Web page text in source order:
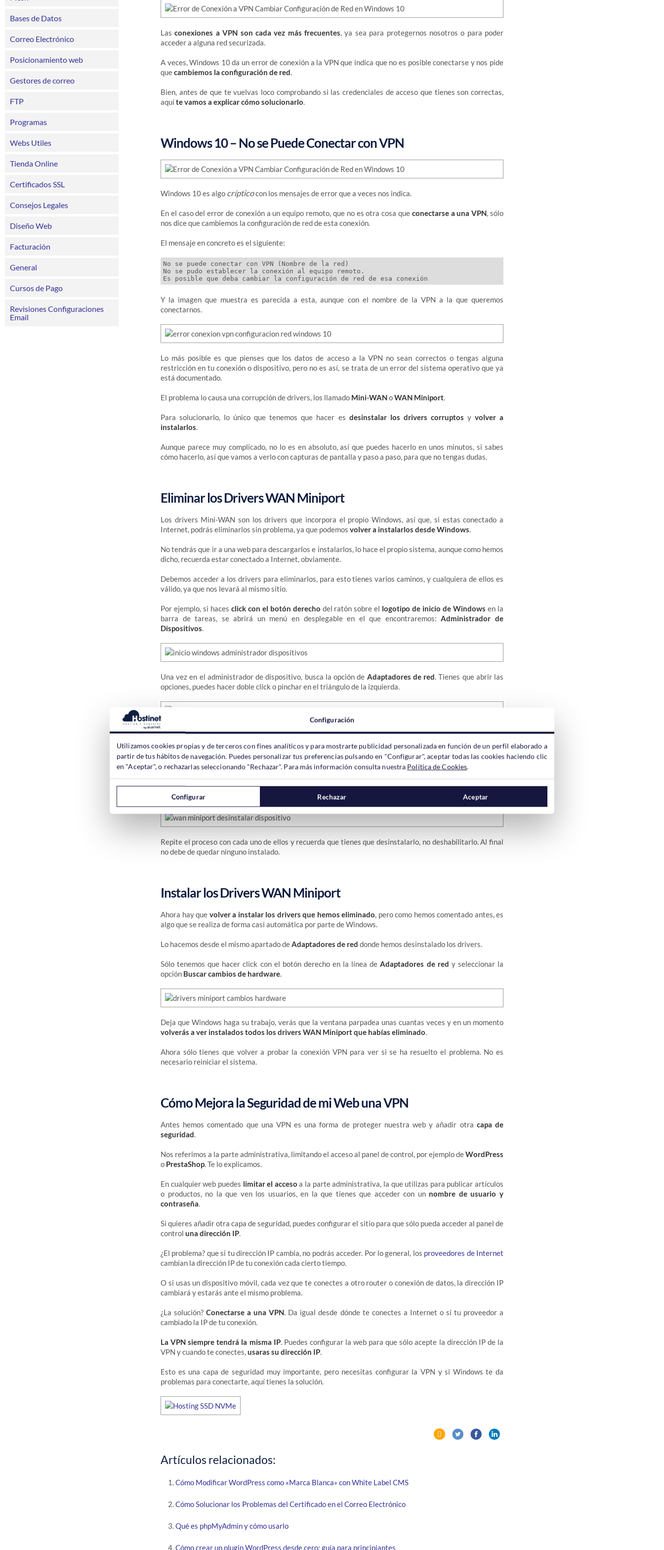
Bases de Datos
Correo Electrónico
Posicionamiento web
Gestores de correo
FTP
Programas
Webs Utiles
Tienda Online
Certificados SSL
Consejos Legales
Diseño Web
Facturación
General
Cursos de Pago
Revisiones Configuraciones
Email
Lasconexiones a VPN son cada vez más frecuentes, ya sea para protegernos nosotros o para poder
acceder a alguna red securizada.
A veces, Windows 10 da un error de conexión a la VPN que indica que no es posible conectarse y nos pide
quecambiemos la configuración de red.
Bien, antes de que te vuelvas loco comprobando si las credenciales de acceso que tienes son correctas,
aquíte vamos a explicar cómo solucionarlo.
Windows 10 – No se Puede Conectar con VPN
Windows 10 es algo crípticocon los mensajes de error que a veces nos indica.
En el caso del error de conexión a un equipo remoto, que no es otra cosa que conectarse a una VPN, sólo
nos dice que cambiemos la configuración de red de esta conexión.
El mensaje en concreto es el siguiente:
No se puede conectar con VPN (Nombre de la red)
No se pudo establecer la conexión al equipo remoto.
Y la imagen que muestra es parecida a esta, aunque con el nombre de la VPN a la que queremos
conectarnos.
Lo más posible es que pienses que los datos de acceso a la VPN no sean correctos o tengas alguna
restricción en tu conexión o dispositivo, pero no es así, se trata de un error del sistema operativo que ya
está documentado.
El problema lo causa una corrupción de drivers, los llamado Mini-WANoWAN Miniport.
Para solucionarlo, lo único que tenemos que hacer es desinstalar los drivers corruptos y volver a
instalarlos.
Aunque parece muy complicado, no lo es en absoluto, así que puedes hacerlo en unos minutos, si sabes
cómo hacerlo, así que vamos a verlo con capturas de pantalla y paso a paso, para que no tengas dudas.
Eliminar los Drivers WAN Miniport
Los drivers Mini-WAN son los drivers que incorpora el propio Windows, así que, si estas conectado a
Internet, podrás eliminarlos sin problema, ya que podemos volver a instalarlos desde Windows.
No tendrás que ir a una web para descargarlos e instalarlos, lo hace el propio sistema, aunque como hemos
dicho, recuerda estar conectado a Internet, obviamente.
Debemos acceder a los drivers para eliminarlos, para esto tienes varios caminos, y cualquiera de ellos es
válido, ya que nos levará al mismo sitio.
Por ejemplo, si haces click con el botón derecho del ratón sobre el logotipo de inicio de Windows en la
barra de tareas, se abrirá un menú en desplegable en el que encontraremos:Administrador de
Dispositivos.
Una vez en el administrador de dispositivo, busca la opción de Adaptadores de red. Tienes que abrir las
opciones, puedes hacer doble click o pinchar en el triángulo de la izquierda.
En cuando lo abras verás los famososWAN Miniport. Verás varios, en nuestra instalación aparecen 8.
ellos y hacer click en
Repite el proceso con cada uno de ellos y recuerda que tienes que desinstalarlo, no deshabilitarlo. Al final
no debe de quedar ninguno instalado.
Instalar los Drivers WAN Miniport
Ahora hay que volver a instalar los drivers que hemos eliminado, pero como hemos comentado antes, es
algo que se realiza de forma casi automática por parte de Windows.
Lo hacemos desde el mismo apartado deAdaptadores de red donde hemos desinstalado los drivers.
Sólo tenemos que hacer click con el botón derecho en la línea deAdaptadores de red y seleccionar la
opción Buscar cambios de hardware.
Deja que Windows haga su trabajo, verás que la ventana parpadea unas cuantas veces y en un momento
volverás a ver instalados todos los drivers WAN Miniport que habías eliminado.
Ahora sólo tienes que volver a probar la conexión VPN para ver si se ha resuelto el problema. No es
necesario reiniciar el sistema.
Cómo Mejora la Seguridad de mi Web una VPN
Antes hemos comentado que una VPN es una forma de proteger nuestra web y añadir otra capa de
seguridad.
Nos referimos a la parte administrativa, limitando el acceso al panel de control, por ejemplo deWordPress
o PrestaShop. Te lo explicamos.
En cualquier web puedes limitar el acceso a la parte administrativa, la que utilizas para publicar artículos
o productos, no la que ven los usuarios, en la que tienes que acceder con un nombre de usuario y
contraseña.
Si quieres añadir otra capa de seguridad, puedes configurar el sitio para que sólo pueda acceder al panel de
control una dirección IP.
¿El problema? que si tu dirección IP cambia, no podrás acceder. Por lo general, los proveedores de Internet
cambian la dirección IP de tu conexión cada cierto tiempo.
O si usas un dispositivo móvil, cada vez que te conectes a otro router o conexión de datos, la dirección IP
cambiará y estarás ante el mismo problema.
¿La solución?Conectarse a una VPN. Da igual desde dónde te conectes a Internet o si tu proveedor a
cambiado la IP de tu conexión.
La VPN siempre tendrá la misma IP. Puedes configurar la web para que sólo acepte la dirección IP de la
VPN y cuando te conectes,usaras su dirección IP.
Esto es una capa de seguridad muy importante, pero necesitas configurar la VPN y si Windows te da
problemas para conectarte, aquí tienes la solución.
Artículos relacionados:
Cómo Modificar WordPress como «Marca Blanca» con White Label CMS
Cómo Solucionar los Problemas del Certificado en el Correo Electrónico
Qué es phpMyAdmin y cómo usarlo
Cómo crear un plugin WordPress desde cero: guía para principiantes
Configuración
Utilizamos cookies propias y de terceros con fines analíticos y para mostrarte publicidad personalizada en función de un perfil elaborado a
partir de tus hábitos de navegación. Puedes personalizar tus preferencias pulsando en "Configurar", aceptar todas las cookies haciendo clic
en "Aceptar", o rechazarlas seleccionando "Rechazar". Para más información consulta nuestra Política de Cookies.
Configurar Rechazar Aceptar